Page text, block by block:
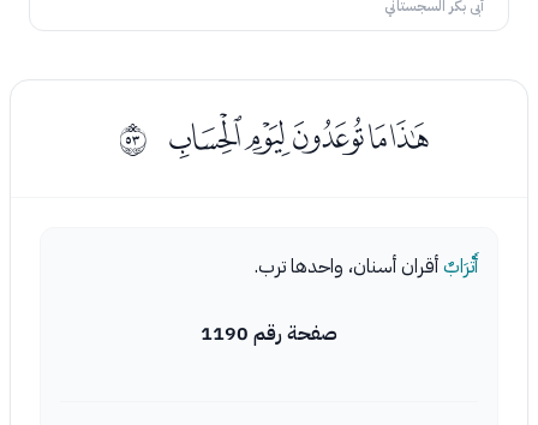
أبى بكر السجستاني
ﮨﮩﮪﮫﮬ ﰴ
أَتْرَابٌأقران أسنان، واحدها ترب.
صفحة رقم 1190